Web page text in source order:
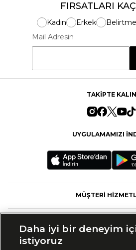
FIRSATLARI
Kadın Erkek
Mail Adresin
TAKİPTE KALIN
UYGULAMAMIZI
MÜŞTERİ
Daha iyi bir deneyim
istiyoruz